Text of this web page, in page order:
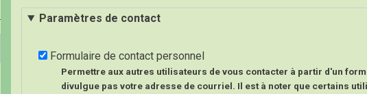
Paramètres de contact
Formulaire de contact personnel
Permettre aux autres utilisateurs de vous contacter à partir d'un
divulgue pas votre adresse de courriel. Il est à noter que certains